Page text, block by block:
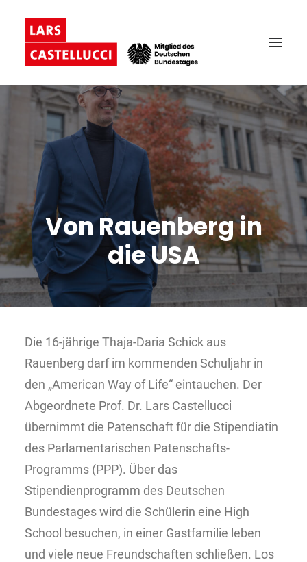
Von Rauenberg in
die USA
Die 16-jährige Thaja-Daria Schick aus
Rauenberg darf im kommenden Schuljahr in
den „American Way of Life“ eintauchen. Der
Abgeordnete Prof. Dr. Lars Castellucci
übernimmt die Patenschaft für die Stipendiatin
des Parlamentarischen Patenschafts-
Programms (PPP). Über das
Stipendienprogramm des Deutschen
Bundestages wird die Schülerin eine High
School besuchen, in einer Gastfamilie leben
und viele neue Freundschaften schließen. Los